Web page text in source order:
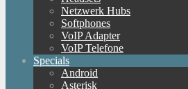
Netzwerk Hubs
Softphones
VoIP Adapter
VoIP Telefone
Specials
Android
Asterisk